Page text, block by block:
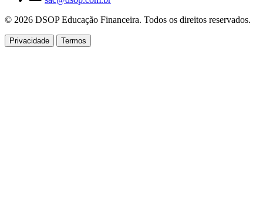
© 2026 DSOP Educação Financeira. Todos os direitos reservados.
Privacidade Termos